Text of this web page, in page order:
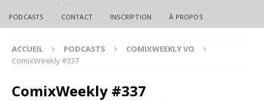
PODCASTS CONTACT INSCRIPTION À PROPOS
ACCUEIL PODCASTS
COMIXWEEKLY VO
ComixWeekly #337
ComixWeekly #337